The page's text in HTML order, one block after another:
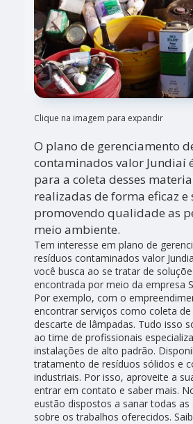
Clique na imagem para expandir
O plano de gerenciamento
contaminados valor Jundiaí
para a coleta desses
realizadas de forma eficaz e
promovendo qualidade as
meio ambiente.
Tem interesse em plano de
resíduos contaminados valor
você busca ao se tratar de
encontrada por meio da empresa
Por exemplo, com o
encontrar serviços como coleta de
descarte de lâmpadas. Tudo isso
ao time de profissionais
instalações de alto padrão.
tratamento de resíduos sólidos e
industriais. Por isso, aproveite a
entrar em contato e saber mais.
eustão dispostos a sanar todas as
sobre os trabalhos oferecidos.